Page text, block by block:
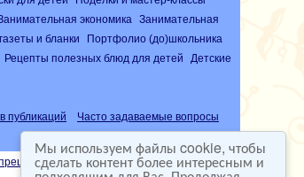
Мы используем файлы cookie, чтобы
сделать контент более интересным и
экономика
Занимательная
и бланки
Портфолио (до)школьника
Рецепты полезных блюд для детей
Детские
публикаций
Часто задаваемые вопросы